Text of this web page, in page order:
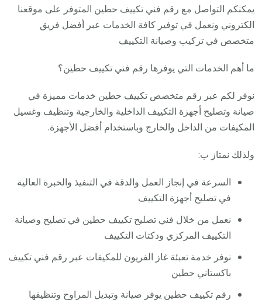
يمكنكم التواصل مع رقم فني تكييف حطين المتوفر على موقعنا
الكتروني ونعمل في توفير كافة الخدمات عبر أفضل فريق
متخصص في تركيب وصيانة التكييف
ما أهم الخدمات التي يوفرها رقم فني تكييف حطين؟
نوفر لكم عبر رقم متخصص تكييف حطين خدمات مميزة في
صيانة وتصليح أجهزة التكييف الداخلية والخارجية وتنظيف وغسيل
المكيفات من الداخل والخارج وباستخدام أفضل الأجهزة.
ولذلك نمتاز ب:
السرعة في إنجاز العمل والدقة في التنفيذ والخبرة العالية
في تصليح أجهزة التكييف
نعمل من خلال فني تصليح تكييف حطين في تصليح وصيانة
التكييف المركزي ودكتات التكييف
نوفر خدمة تعبئة غاز الفريون للمكيفات عبر رقم فني تكييف
باكستاني حطين
رقم تكييف حطين يوفر صيانة وتبديل المراوح وتنظيفها